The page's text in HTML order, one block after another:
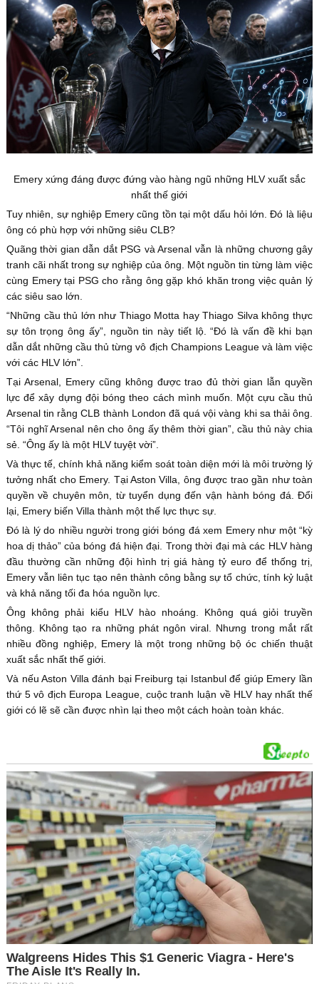
Emery xứng đáng được đứng vào hàng ngũ những HLV xuất sắc
nhất thế giới
Tuy nhiên, sự nghiệp Emery cũng tồn tại một dấu hỏi lớn. Đó là liệu
ông có phù hợp với những siêu CLB?
Quãng thời gian dẫn dắt PSG và Arsenal vẫn là những chương gây
tranh cãi nhất trong sự nghiệp của ông. Một nguồn tin từng làm việc
cùng Emery tại PSG cho rằng ông gặp khó khăn trong việc quản lý
các siêu sao lớn.
“Những cầu thủ lớn như Thiago Motta hay Thiago Silva không thực
sự tôn trọng ông ấy”, nguồn tin này tiết lộ. “Đó là vấn đề khi bạn
dẫn dắt những cầu thủ từng vô địch Champions League và làm việc
với các HLV lớn”.
Tại Arsenal, Emery cũng không được trao đủ thời gian lẫn quyền
lực để xây dựng đội bóng theo cách mình muốn. Một cựu cầu thủ
Arsenal tin rằng CLB thành London đã quá vội vàng khi sa thải ông.
“Tôi nghĩ Arsenal nên cho ông ấy thêm thời gian”, cầu thủ này chia
sẻ. “Ông ấy là một HLV tuyệt vời”.
Và thực tế, chính khả năng kiểm soát toàn diện mới là môi trường lý
tưởng nhất cho Emery. Tại Aston Villa, ông được trao gần như toàn
quyền về chuyên môn, từ tuyển dụng đến vận hành bóng đá. Đổi
lại, Emery biến Villa thành một thế lực thực sự.
Đó là lý do nhiều người trong giới bóng đá xem Emery như một “kỳ
hoa dị thảo” của bóng đá hiện đại. Trong thời đại mà các HLV hàng
đầu thường cần những đội hình trị giá hàng tỷ euro để thống trị,
Emery vẫn liên tục tạo nên thành công bằng sự tổ chức, tính kỷ luật
và khả năng tối đa hóa nguồn lực.
Ông không phải kiểu HLV hào nhoáng. Không quá giỏi truyền
thông. Không tạo ra những phát ngôn viral. Nhưng trong mắt rất
nhiều đồng nghiệp, Emery là một trong những bộ óc chiến thuật
xuất sắc nhất thế giới.
Và nếu Aston Villa đánh bại Freiburg tại Istanbul để giúp Emery lần
thứ 5 vô địch Europa League, cuộc tranh luận về HLV hay nhất thế
giới có lẽ sẽ cần được nhìn lại theo một cách hoàn toàn khác.